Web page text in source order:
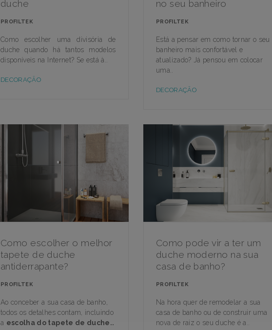
duche
PROFILTEK
Como escolher uma divisória de
duche quando há tantos modelos
disponíveis na Internet? Se está à..
DECORAÇÃO
no seu banheiro
PROFILTEK
Está a pensar em como tornar o seu
banheiro mais confortável e
atualizado? Já pensou em colocar
uma..
DECORAÇÃO
Como escolher o melhor
tapete de duche
antiderrapante?
PROFILTEK
Ao conceber a sua casa de banho,
todos os detalhes contam, incluindo
a escolha do tapete de duche..
Como pode vir a ter um
duche moderno na sua
casa de banho?
PROFILTEK
Na hora quer de remodelar a sua
casa de banho ou de construir uma
nova de raiz o seu duche é a..